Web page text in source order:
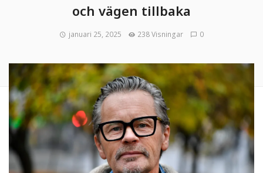
och vägen tillbaka
januari 25, 2025 238 Visningar 0